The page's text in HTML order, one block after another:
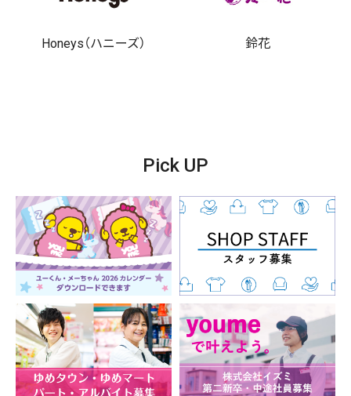
Honeys（ハニーズ） 鈴花
Pick UP